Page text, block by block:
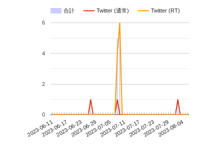
合計 Twitter (通常) Twitter (RT)
2023-06-112023-06-172023-06-232023-06-292023-07-052023-07-112023-07-172023-07-232023-07-292023-08-04
0
2
4
6